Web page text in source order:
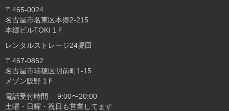
〒465-0024
名古屋市名東区本郷2-215
本郷ビルTOKI 1Ｆ
レンタルストレージ24堀田
〒467-0852
名古屋市瑞穂区明前町1-15
メゾン阪野 1Ｆ
電話受付時間 9:00〜20:00
土曜・日曜・祝日も営業してます